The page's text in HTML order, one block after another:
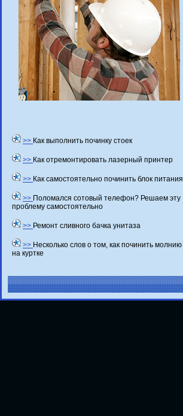
>> Как выполнить починку стоек
>> Как отремонтировать лазерный принтер
>> Как самостоятельно починить блок питания
>> Поломался сотовый телефон? Решаем эту
проблему самостоятельно
>> Ремонт сливного бачка унитаза
>> Несколько слов о том, как починить молнию
на куртке